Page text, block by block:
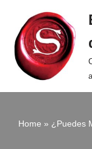
Saltar
al
contenido
Home » ¿Puedes